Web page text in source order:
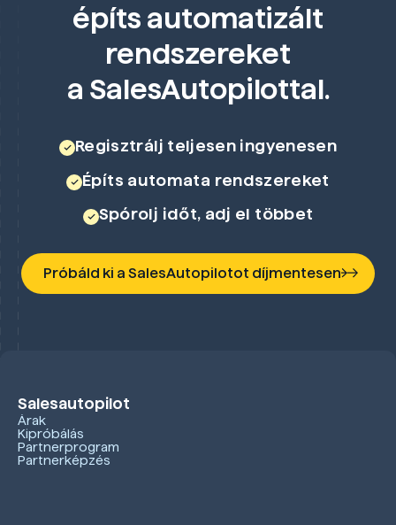
építs automatizált
rendszereket
a SalesAutopilottal.
Regisztrálj teljesen ingyenesen
Építs automata rendszereket
Spórolj időt, adj el többet
Próbáld ki a SalesAutopilotot díjmentesen
Salesautopilot
Árak
Kipróbálás
Partnerprogram
Partnerképzés